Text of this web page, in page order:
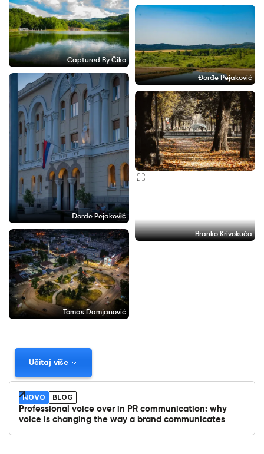
Captured By Čiko
Đorđe Pejaković
Đorđe Pejaković
Branko Krivokuća
Tomas Damjanović
Učitaj više
NOVO
BLOG
Professional voice over in PR communication: why
voice is changing the way a brand communicates